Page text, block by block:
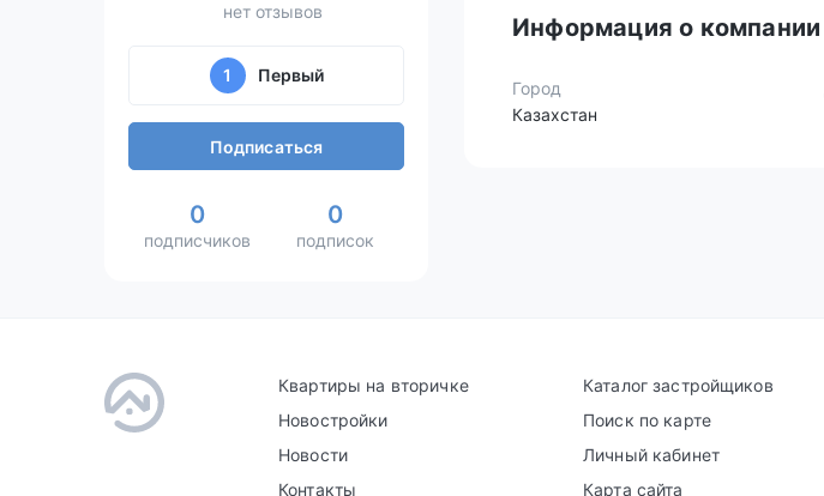
нет отзывов
1 Первый
Подписаться
0
подписчиков
0
подписок
Информация о компании
Город
Казахстан
Квартиры на вторичке
Новостройки
Новости
Контакты
Каталог застройщиков
Поиск по карте
Личный кабинет
Карта сайта